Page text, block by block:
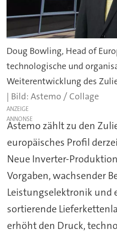
Doug Bowling, Head of
technologische und
Weiterentwicklung des
Astemo / Collage
ANZEIGE
Astemo zählt zu den
europäisches Profil
Neue Inverter-
Vorgaben, wachsender
Leistungselektronik und
sortierende
erhöht den Druck,